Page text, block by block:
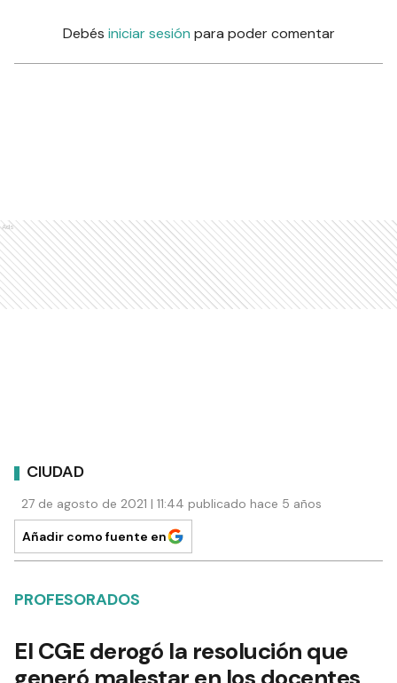
Comentarios
Ads
CIUDAD
27 de agosto de 2021 | 11:44 publicado hace 5 años
PROFESORADOS